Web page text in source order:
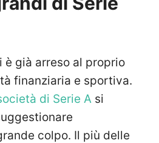
è già arreso al proprio
finanziaria e sportiva.
di Serie A si
colpo. Il più delle